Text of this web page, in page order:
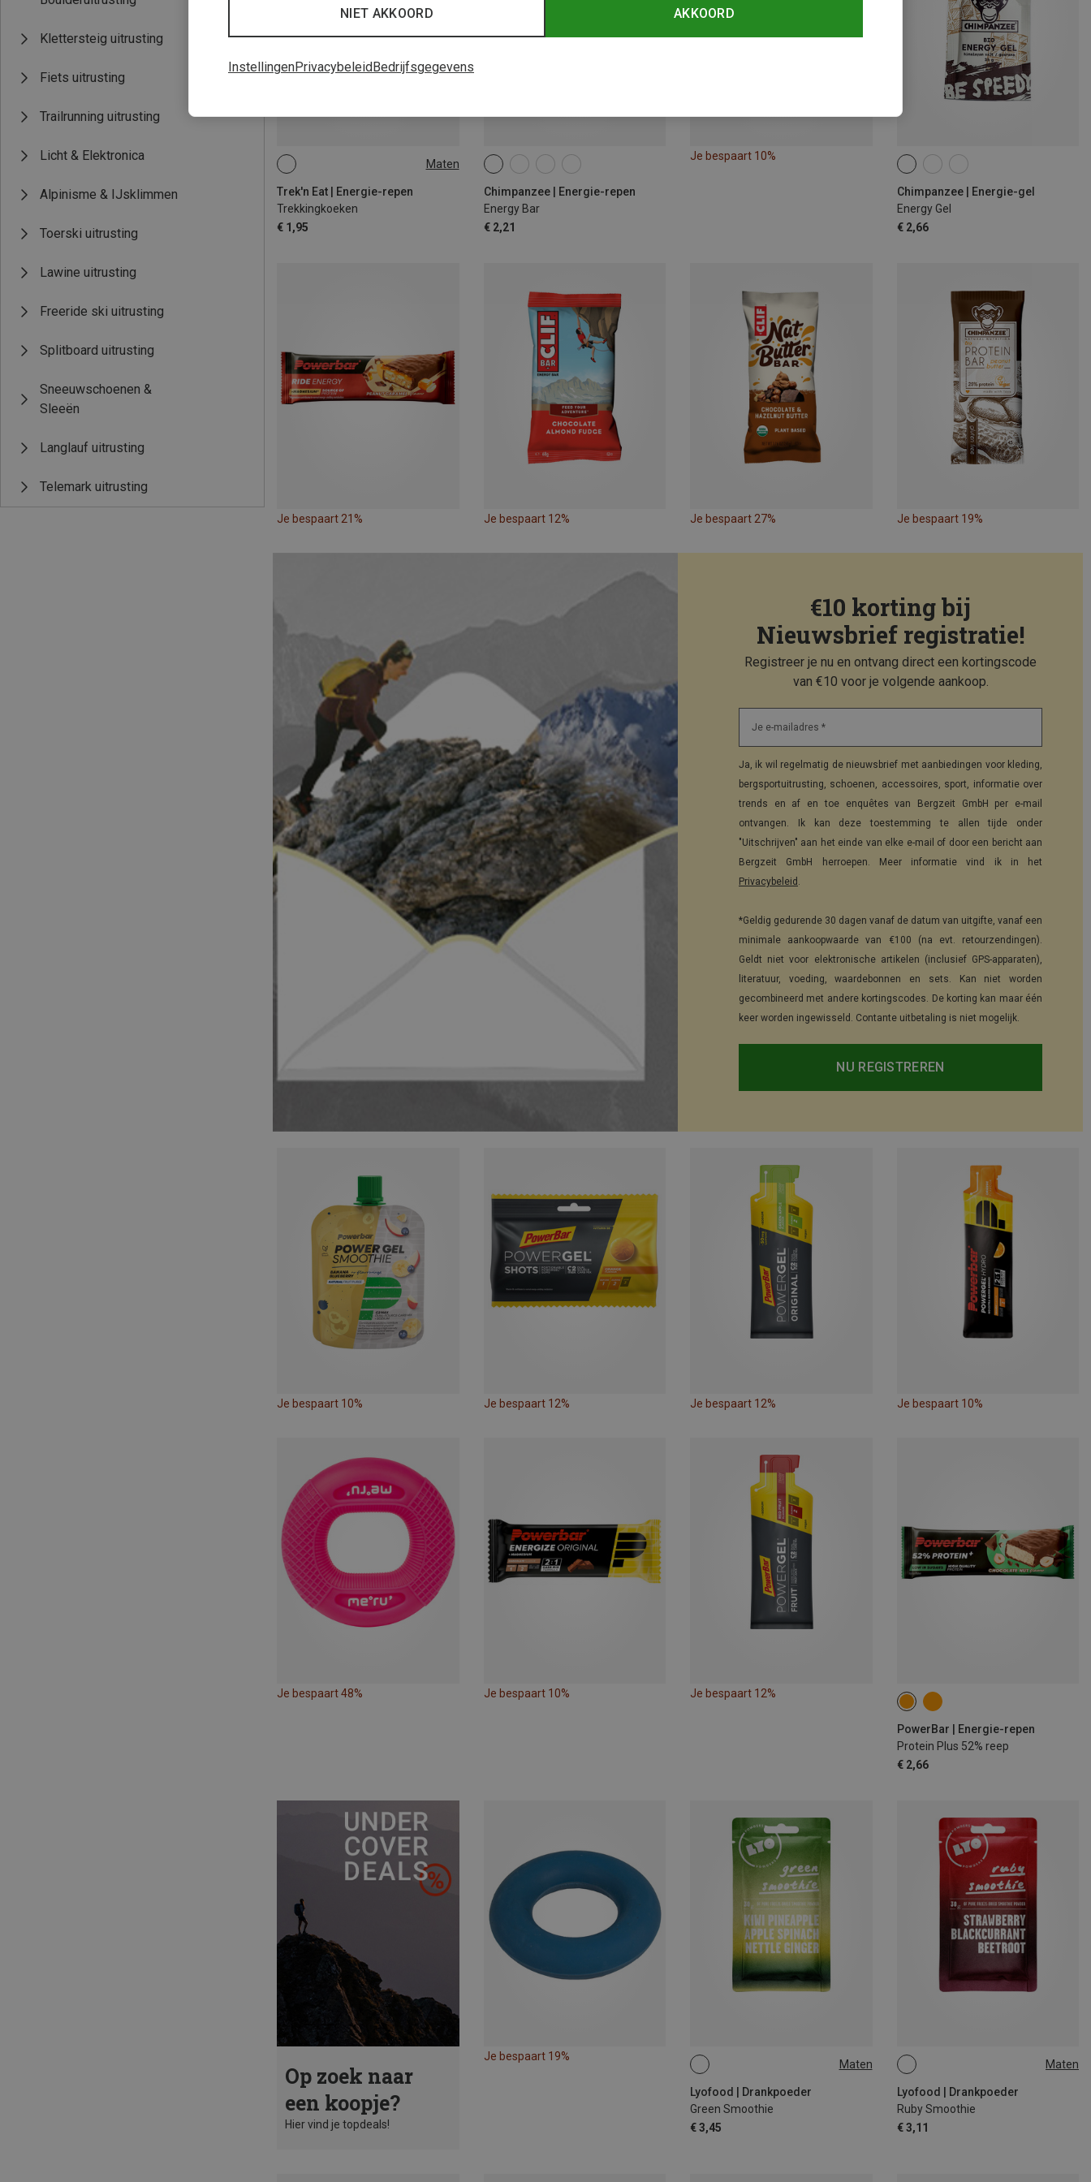
Klettersteig uitrusting
Fiets uitrusting
Trailrunning uitrusting
Licht & Elektronica
Alpinisme & IJsklimmen
Toerski uitrusting
Lawine uitrusting
Freeride ski uitrusting
Splitboard uitrusting
Sneeuwschoenen &
Sleeën
Langlauf uitrusting
Telemark uitrusting
Maten
Trek'n Eat | Energie-repen
Trekkingkoeken
€ 1,95
125G
Chimpanzee | Energie-repen
Energy Bar
€ 2,21
Je bespaart 10%
Chimpanzee | Energie-gel
Energy Gel
€ 2,66
Je bespaart 21% Je bespaart 12% Je bespaart 27% Je bespaart 19%
€10 korting bij
Nieuwsbrief registratie!
Registreer je nu en ontvang direct een kortingscode
van €10 voor je volgende aankoop.
Je e-mailadres *
Ja, ik wil regelmatig de nieuwsbrief met aanbiedingen voor kleding,
bergsportuitrusting, schoenen, accessoires, sport, informatie over
trends en af en toe enquêtes van Bergzeit GmbH per e-mail
ontvangen. Ik kan deze toestemming te allen tijde onder
"Uitschrijven" aan het einde van elke e-mail of door een bericht aan
Bergzeit GmbH herroepen. Meer informatie vind ik in het
Privacybeleid .
*Geldig gedurende 30 dagen vanaf de datum van uitgifte, vanaf een
minimale aankoopwaarde van €100 (na evt. retourzendingen).
Geldt niet voor elektronische artikelen (inclusief GPS-apparaten),
literatuur, voeding, waardebonnen en sets. Kan niet worden
gecombineerd met andere kortingscodes. De korting kan maar één
keer worden ingewisseld. Contante uitbetaling is niet mogelijk.
NU REGISTREREN
Je bespaart 10% Je bespaart 12% Je bespaart 12% Je bespaart 10%
Je bespaart 48% Je bespaart 10% Je bespaart 12%
PowerBar | Energie-repen
Protein Plus 52% reep
€ 2,66
Op zoek naar
een koopje?
Hier vind je topdeals!
Je bespaart 19%
Maten
Lyofood | Drankpoeder
Green Smoothie
€ 3,45
30G Maten
Lyofood | Drankpoeder
Ruby Smoothie
€ 3,11
30G
AKKOORD
NIET AKKOORD
InstellingenPrivacybeleidBedrijfsgegevens